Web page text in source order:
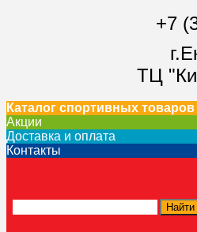
+7
ТЦ
Каталог спортивных
Акции
Доставка и оплата
Контакты